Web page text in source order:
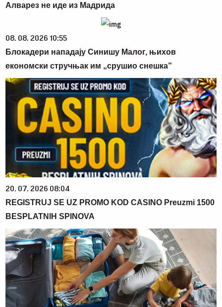
Алварез не иде из Мадрида
08. 08. 2026 10:55
Блокадери нападају Синишу Малог, њихов
економски стручњак им „срушио снешка”
20. 07. 2026 08:04
REGISTRUJ SE UZ PROMO KOD CASINO Preuzmi 1500
BESPLATNIH SPINOVA